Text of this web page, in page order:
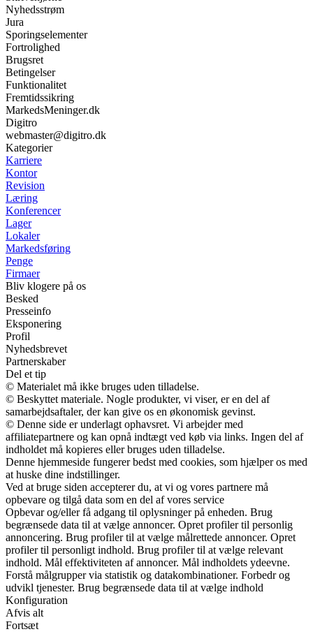
Nyhedsstrøm
Jura
Sporingselementer
Fortrolighed
Brugsret
Betingelser
Funktionalitet
Fremtidssikring
MarkedsMeninger.dk
Digitro
webmaster@digitro.dk
Kategorier
Karriere
Kontor
Revision
Læring
Konferencer
Lager
Lokaler
Markedsføring
Penge
Firmaer
Bliv klogere på os
Besked
Presseinfo
Eksponering
Profil
Nyhedsbrevet
Partnerskaber
Del et tip
© Materialet må ikke bruges uden tilladelse.
© Beskyttet materiale. Nogle produkter, vi viser, er en del af
samarbejdsaftaler, der kan give os en økonomisk gevinst.
© Denne side er underlagt ophavsret. Vi arbejder med
affiliatepartnere og kan opnå indtægt ved køb via links. Ingen del af
indholdet må kopieres eller bruges uden tilladelse.
Denne hjemmeside fungerer bedst med cookies, som hjælper os med
at huske dine indstillinger.
Ved at bruge siden accepterer du, at vi og vores partnere må
opbevare og tilgå data som en del af vores service
Opbevar og/eller få adgang til oplysninger på enheden. Brug
begrænsede data til at vælge annoncer. Opret profiler til personlig
annoncering. Brug profiler til at vælge målrettede annoncer. Opret
profiler til personligt indhold. Brug profiler til at vælge relevant
indhold. Mål effektiviteten af annoncer. Mål indholdets ydeevne.
Forstå målgrupper via statistik og datakombinationer. Forbedr og
udvikl tjenester. Brug begrænsede data til at vælge indhold
Konfiguration
Afvis alt
Fortsæt